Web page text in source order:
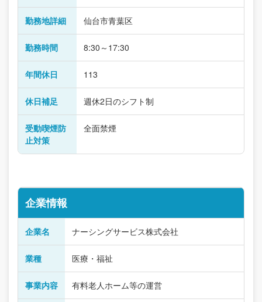
勤務地詳細 仙台市青葉区
勤務時間 8:30～17:30
年間休日 113
休日補足 週休2日のシフト制
受動喫煙防
止対策
全面禁煙
企業情報
企業名 ナーシングサービス株式会社
業種 医療・福祉
事業内容 有料老人ホーム等の運営